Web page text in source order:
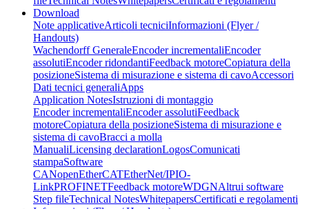
Download
Note applicativeArticoli tecniciInformazioni (Flyer /
Handouts)
Wachendorff GeneraleEncoder incrementaliEncoder
assolutiEncoder ridondantiFeedback motoreCopiatura della
posizioneSistema di misurazione e sistema di cavoAccessori
Dati tecnici generaliApps
Application NotesIstruzioni di montaggio
Encoder incrementaliEncoder assolutiFeedback
motoreCopiatura della posizioneSistema di misurazione e
sistema di cavoBracci a molla
ManualiLicensing declarationLogosComunicati
stampaSoftware
CANopenEtherCATEtherNet/IPIO-
LinkPROFINETFeedback motoreWDGNAltrui software
Step fileTechnical NotesWhitepapersCertificati e regolamenti